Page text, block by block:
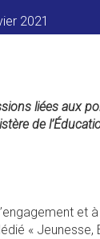
2021
liées aux
de
et
«